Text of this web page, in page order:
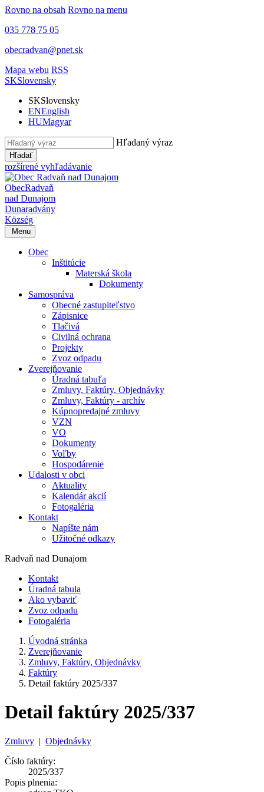
Rovno na obsah Rovno na menu
035 778 75 05
obecradvan@pnet.sk
Mapa webu RSS
SKSlovensky
SKSlovensky
ENEnglish
HUMagyar
Hľadaný výraz
Hľadať
rozšírené vyhľadávanie
ObecRadvaň
nad Dunajom
Dunaradvány
Község
Menu
Obec
Inštitúcie
Materská škola
Dokumenty
Samospráva
Obecné zastupiteľstvo
Zápisnice
Tlačivá
Civilná ochrana
Projekty
Zvoz odpadu
Zverejňovanie
Úradná tabuľa
Zmluvy, Faktúry, Objednávky
Zmluvy, Faktúry - archív
Kúpnopredajné zmluvy
VZN
VO
Dokumenty
Voľby
Hospodárenie
Udalosti v obci
Aktuality
Kalendár akcií
Fotogaléria
Kontakt
Napíšte nám
Užitočné odkazy
Radvaň nad Dunajom
Kontakt
Úradná tabula
Ako vybaviť
Zvoz odpadu
Fotogaléria
Úvodná stránka
Zverejňovanie
Zmluvy, Faktúry, Objednávky
Faktúry
Detail faktúry 2025/337
Detail faktúry 2025/337
Zmluvy | Objednávky
Číslo faktúry:
2025/337
Popis plnenia: